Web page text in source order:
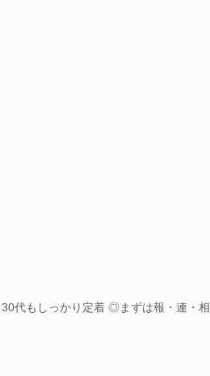
代もしっかり定着 ◎まずは報・連・相